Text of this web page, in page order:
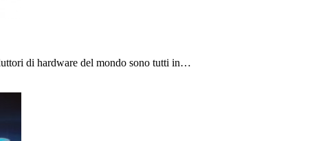
di hardware del mondo sono tutti in…